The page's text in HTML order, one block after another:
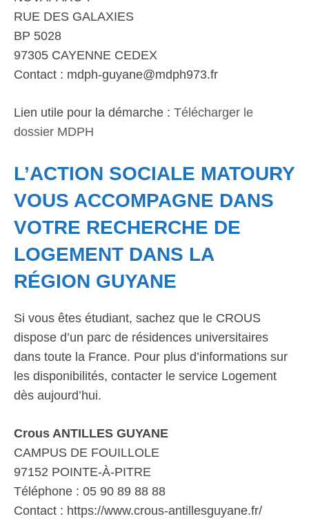
RUE DES GALAXIES
BP 5028
97305 CAYENNE CEDEX
Contact : mdph-guyane@mdph973.fr
Lien utile pour la démarche : Télécharger le
dossier MDPH
L’ACTION SOCIALE MATOURY
VOUS ACCOMPAGNE DANS
VOTRE RECHERCHE DE
LOGEMENT DANS LA
RÉGION GUYANE
Si vous êtes étudiant, sachez que le CROUS
dispose d’un parc de résidences universitaires
dans toute la France. Pour plus d’informations sur
les disponibilités, contacter le service Logement
dès aujourd’hui.
Crous ANTILLES GUYANE
CAMPUS DE FOUILLOLE
97152 POINTE-À-PITRE
Téléphone : 05 90 89 88 88
Contact : https://www.crous-antillesguyane.fr/